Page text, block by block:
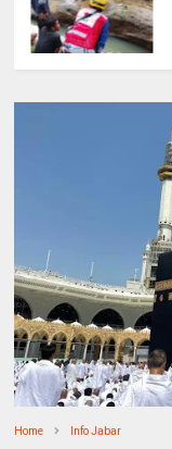
Home Info Jabar